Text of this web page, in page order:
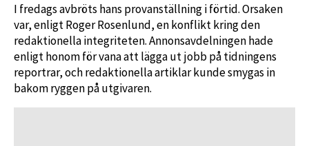
I fredags avbröts hans provanställning i förtid. Orsaken
var, enligt Roger Rosenlund, en konflikt kring den
redaktionella integriteten. Annonsavdelningen hade
enligt honom för vana att lägga ut jobb på tidningens
reportrar, och redaktionella artiklar kunde smygas in
bakom ryggen på utgivaren.